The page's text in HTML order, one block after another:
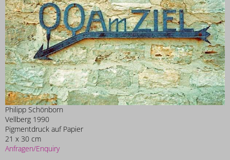
Philipp Schönborn
Vellberg 1990
Pigmentdruck auf Papier
21 x 30 cm
Anfragen/Enquiry